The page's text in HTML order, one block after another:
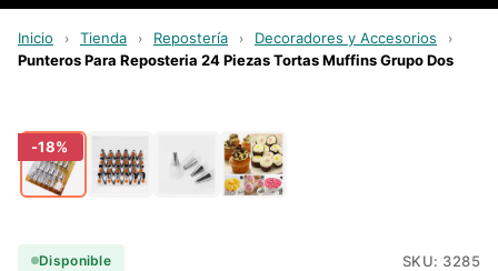
Inicio › Tienda › Repostería › Decoradores y Accesorios ›
Punteros Para Reposteria 24 Piezas Tortas Muffins Grupo Dos
-18%
Disponible SKU: 3285